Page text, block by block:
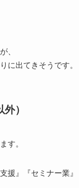
、
に出てきそうです。
）
す。
』『セミナー業』